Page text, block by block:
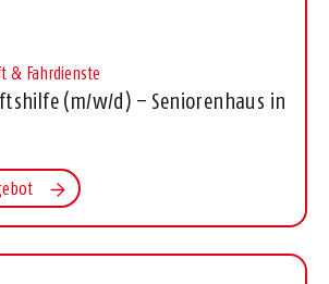
& Fahrdienste
(m/w/d) – Seniorenhaus in